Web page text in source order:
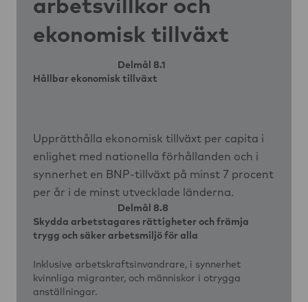
arbetsvillkor och
ekonomisk tillväxt
Delmål 8.1
Hållbar ekonomisk tillväxt
Upprätthålla ekonomisk tillväxt per capita i
enlighet med nationella förhållanden och i
synnerhet en BNP-tillväxt på minst 7 procent
per år i de minst utvecklade länderna.
Delmål 8.8
Skydda arbetstagares rättigheter och främja
trygg och säker arbetsmiljö för alla
Inklusive arbetskraftsinvandrare, i synnerhet
kvinnliga migranter, och människor i otrygga
anställningar.